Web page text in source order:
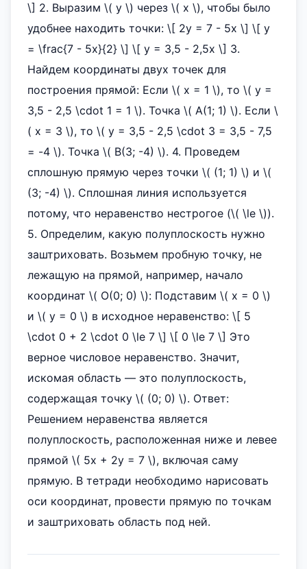
\] 2. Выразим \( y \) через \( x \), чтобы было
удобнее находить точки: \[ 2y = 7 - 5x \] \[ y
= \frac{7 - 5x}{2} \] \[ y = 3,5 - 2,5x \] 3.
Найдем координаты двух точек для
построения прямой: Если \( x = 1 \), то \( y =
3,5 - 2,5 \cdot 1 = 1 \). Точка \( A(1; 1) \). Если \
( x = 3 \), то \( y = 3,5 - 2,5 \cdot 3 = 3,5 - 7,5
= -4 \). Точка \( B(3; -4) \). 4. Проведем
сплошную прямую через точки \( (1; 1) \) и \(
(3; -4) \). Сплошная линия используется
потому, что неравенство нестрогое (\( \le \)).
5. Определим, какую полуплоскость нужно
заштриховать. Возьмем пробную точку, не
лежащую на прямой, например, начало
координат \( O(0; 0) \): Подставим \( x = 0 \)
и \( y = 0 \) в исходное неравенство: \[ 5
\cdot 0 + 2 \cdot 0 \le 7 \] \[ 0 \le 7 \] Это
верное числовое неравенство. Значит,
искомая область — это полуплоскость,
содержащая точку \( (0; 0) \). Ответ:
Решением неравенства является
полуплоскость, расположенная ниже и левее
прямой \( 5x + 2y = 7 \), включая саму
прямую. В тетради необходимо нарисовать
оси координат, провести прямую по точкам
и заштриховать область под ней.